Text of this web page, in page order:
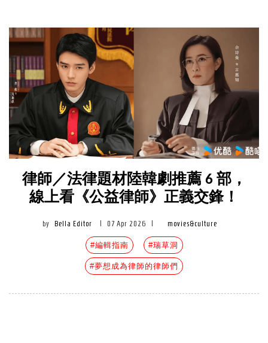
律師／法律題材陸韓劇推薦 6 部，
線上看《公益律師》正義交鋒！
by Bella Editor 07 Apr 2026 movies&culture
#編輯指南 #瑞草洞
#夢想成為律師的律師們